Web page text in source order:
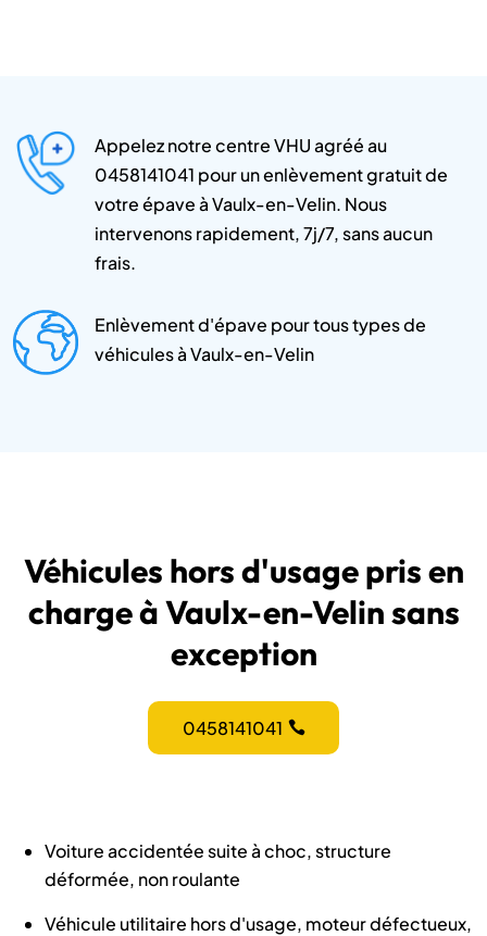
Appelez notre centre VHU agréé au
0458141041 pour un enlèvement gratuit de
votre épave à Vaulx-en-Velin. Nous
intervenons rapidement, 7j/7, sans aucun
frais.
Enlèvement d'épave pour tous types de
véhicules à Vaulx-en-Velin
Véhicules hors d'usage pris en
charge à Vaulx-en-Velin sans
exception
0458141041
Voiture accidentée suite à choc, structure
déformée, non roulante
Véhicule utilitaire hors d'usage, moteur défectueux,